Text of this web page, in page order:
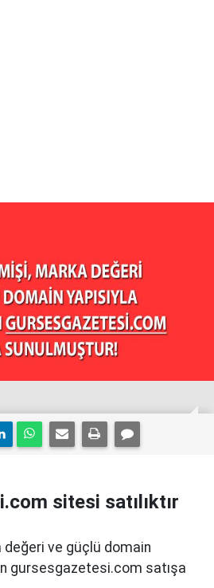
sitesi satılıktır
değeri ve güçlü domain
gursesgazetesi.com satışa